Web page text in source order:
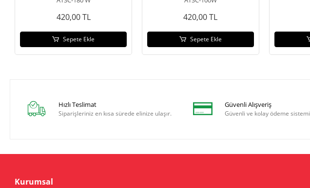
420,00 TL
Sepete Ekle
420,00 TL
Sepete Ekle
Hızlı Teslimat
Siparişleriniz en kısa sürede elinize ulaşır.
Güvenli Alışveriş
Güvenli ve kolay ödeme sistemi
Kurumsal